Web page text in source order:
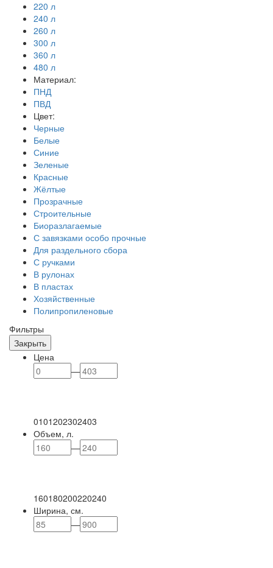
220 л
240 л
260 л
300 л
360 л
480 л
Материал:
ПНД
ПВД
Цвет:
Черные
Белые
Синие
Зеленые
Красные
Жёлтые
Прозрачные
Строительные
Биоразлагаемые
С завязками особо прочные
Для раздельного сбора
С ручками
В рулонах
В пластах
Хозяйственные
Полипропиленовые
Фильтры
Закрыть
Цена
—
0101202302403
Объем, л.
—
160180200220240
Ширина, см.
—